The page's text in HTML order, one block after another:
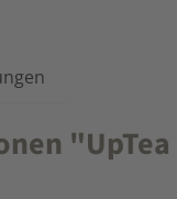
"UpTea